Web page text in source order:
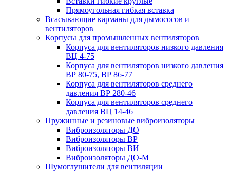
Прямоугольная гибкая вставка
Всасывающие карманы для дымососов и
вентиляторов
Корпусы для промышленных вентиляторов
Корпуса для вентиляторов низкого давления
ВЦ 4-75
Корпуса для вентиляторов низкого давления
ВР 80-75, ВР 86-77
Корпуса для вентиляторов среднего
давления ВР 280-46
Корпуса для вентиляторов среднего
давления ВЦ 14-46
Пружинные и резиновые виброизоляторы
Виброизоляторы ДО
Виброизоляторы ВР
Виброизоляторы ВИ
Виброизоляторы ДО-М
Шумоглушители для вентиляции